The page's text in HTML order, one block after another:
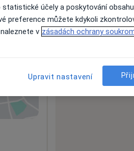
účely a poskytování
preference můžete kdykoli
v zásadách ochrany
Upravit nastavení